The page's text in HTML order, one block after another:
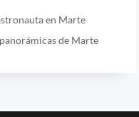
en Marte
de Marte